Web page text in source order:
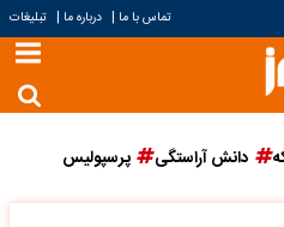
تماس با ما | درباره ما | تبلیغات
دانش آراستگی پرسپولیس